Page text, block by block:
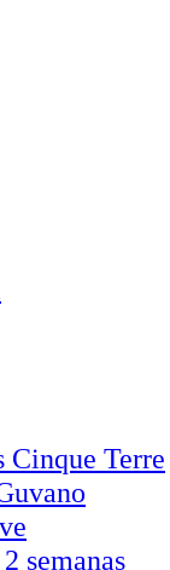
Cinque Terre
semanas